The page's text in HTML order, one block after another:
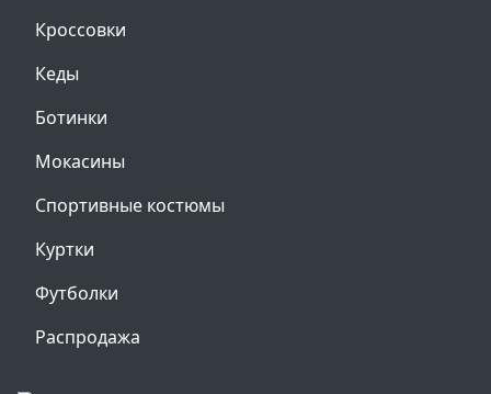
Кроссовки
Кеды
Ботинки
Мокасины
Спортивные костюмы
Куртки
Футболки
Распродажа